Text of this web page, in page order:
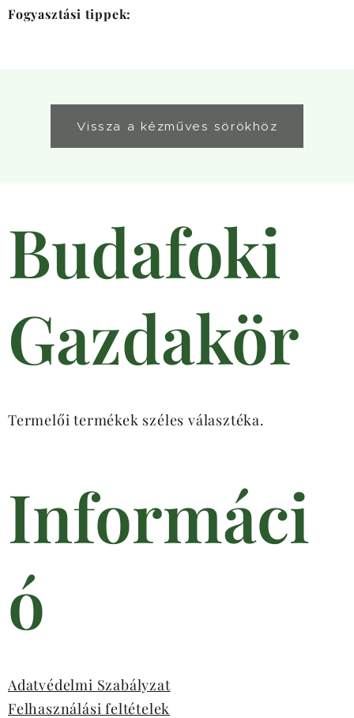
Fogyasztási tippek:
Vissza a kézműves sörökhöz
Budafoki
Gazdakör
Termelői termékek széles választéka.
Informáci
ó
Adatvédelmi Szabályzat
Felhasználási feltételek